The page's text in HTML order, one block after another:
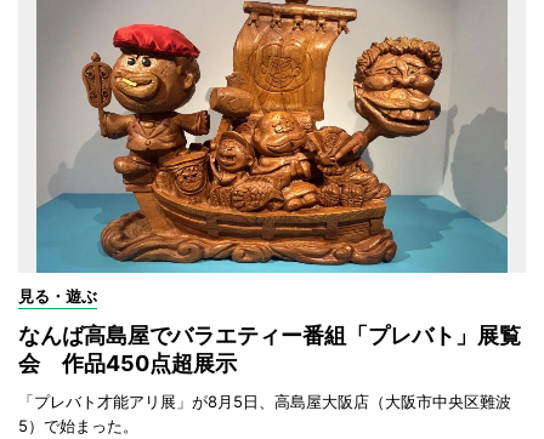
見る・遊ぶ
なんば高島屋でバラエティー番組「プレバト」展覧
会 作品450点超展示
「プレバト才能アリ展」が8月5日、高島屋大阪店（大阪市中央区難波
5）で始まった。